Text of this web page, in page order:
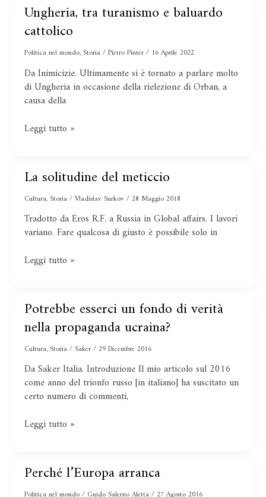
Ungheria, tra turanismo e baluardo
cattolico
Politica nel mondo, Storia/Pietro Pinter/ 16 Aprile 2022
Da Inimicizie. Ultimamente si è tornato a parlare molto
di Ungheria in occasione della rielezione di Orban, a
causa della
Ungheria,
turanismo
e
cattolico
Leggi tutto »
La solitudine del meticcio
Cultura, Storia/Vladislav Surkov/28 Maggio 2018
Tradotto da Eros R.F. a Russia in Global affairs. I lavori
variano. Fare qualcosa di giusto è possibile solo in
La
del
meticcio
Leggi tutto »
Potrebbe esserci un fondo di verità
nella propaganda ucraina?
Cultura, Storia/ Saker/29 Dicembre 2016
Da Saker Italia. Introduzione Il mio articolo sul 2016
come anno del trionfo russo [in italiano] ha suscitato un
certo numero di commenti,
Potrebbe
esserci
un
fondo
di
verità
nella
propaganda
Leggi tutto »
Perché l’Europa arranca
Perché